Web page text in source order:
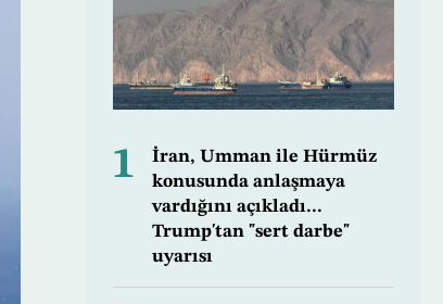
1
İran, Umman ile Hürmüz
konusunda anlaşmaya
vardığını açıkladı...
Trump'tan "sert darbe"
uyarısı